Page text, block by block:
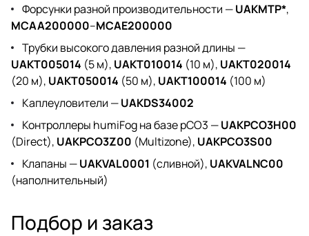
Форсунки разной производительности —UAKMTP*,
MCAA200000–MCAE200000
Трубки высокого давления разной длины —
UAKT005014 (5 м), UAKT010014 (10 м), UAKT020014
(20 м), UAKT050014 (50 м), UAKT100014 (100 м)
Каплеуловители —UAKDS34002
Контроллеры humiFog на базе pCO3 —UAKPCO3H00
(Direct), UAKPCO3Z00 (Multizone), UAKPCO3S00
Клапаны —UAKVAL0001 (сливной), UAKVALNC00
(наполнительный)
Подбор и заказ